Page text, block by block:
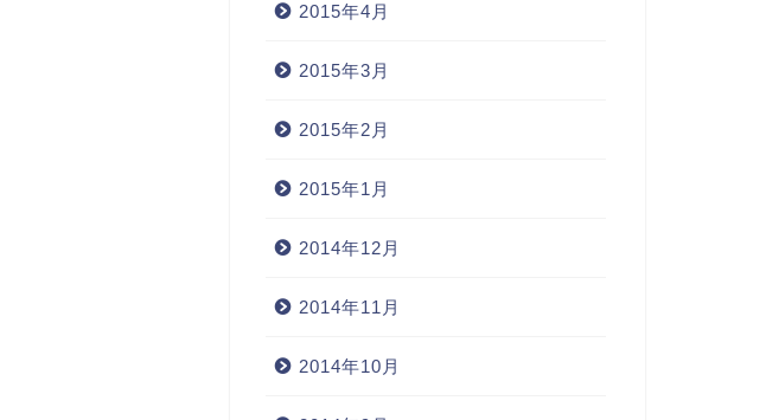
2015年4月
2015年3月
2015年2月
2015年1月
2014年12月
2014年11月
2014年10月